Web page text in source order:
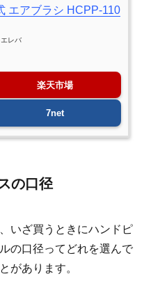
エアブラシ HCPP-110
エレバ
楽天市場
7net
の口径
いざ買うときにハンドピ
の口径ってどれを選んで
があります。